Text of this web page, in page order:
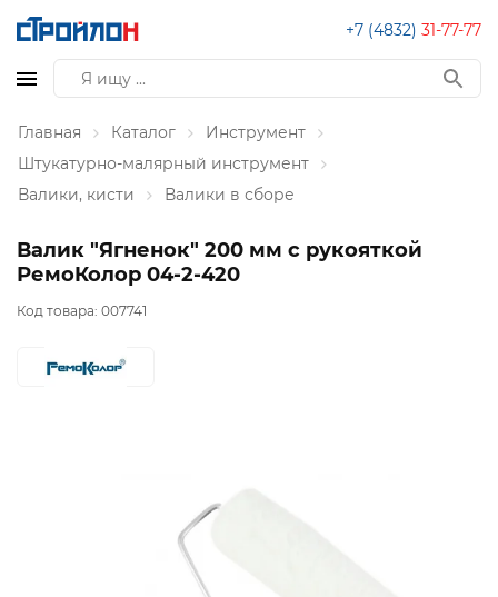
+7 (4832) 31-77-77
Главная Каталог
Инструмент
Штукатурно-малярный инструмент
Валики, кисти
Валики в сборе
Валик "Ягненок" 200 мм с рукояткой
РемоКолор 04-2-420
Код товара: 007741